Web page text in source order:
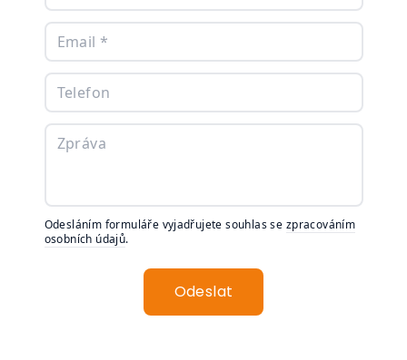
Odesláním formuláře vyjadřujete souhlas se zpracováním
osobních údajů.
Odeslat